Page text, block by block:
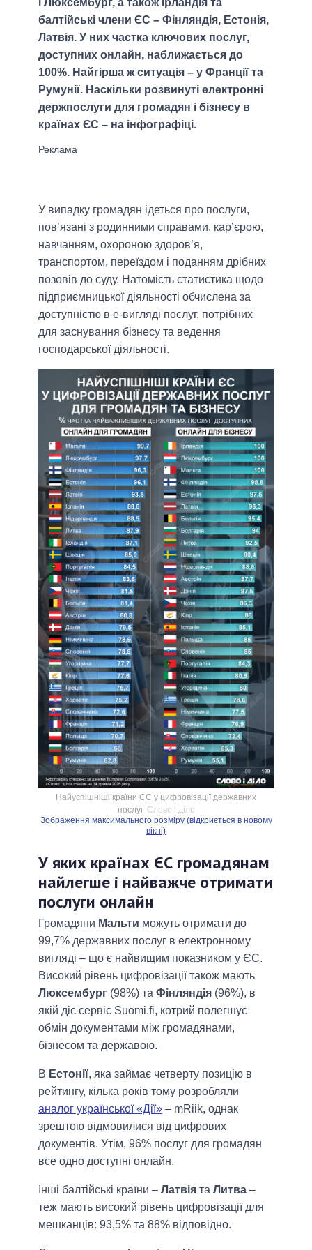
балтійські члени ЄС – Фінляндія, Естонія,
Латвія. У них частка ключових послуг,
доступних онлайн, наближається до
100%. Найгірша ж ситуація – у Франції та
Румунії. Наскільки розвинуті електронні
держпослуги для громадян і бізнесу в
країнах ЄС – на інфографіці.
У випадку громадян ідеться про послуги,
пов’язані з родинними справами, кар’єрою,
навчанням, охороною здоров’я,
транспортом, переїздом і поданням дрібних
позовів до суду. Натомість статистика щодо
підприємницької діяльності обчислена за
доступністю в е-вигляді послуг, потрібних
для заснування бізнесу та ведення
господарської діяльності.
Найуспішніші країни ЄС у цифровізації державних
послуг Слово і діло
Зображення максимального розміру (відкриється в новому
вікні)
У яких країнах ЄС громадянам
найлегше і найважче отримати
послуги онлайн
Громадяни Мальти можуть отримати до
99,7% державних послуг в електронному
вигляді – що є найвищим показником у ЄС.
Високий рівень цифровізації також мають
Люксембург (98%) та Фінляндія (96%), в
якій діє сервіс Suomi.fi, котрий полегшує
обмін документами між громадянами,
бізнесом та державою.
В Естонії, яка займає четверту позицію в
рейтингу, кілька років тому розробляли
аналог української «Дії» – mRiik, однак
зрештою відмовилися від цифрових
документів. Утім, 96% послуг для громадян
все одно доступні онлайн.
Інші балтійські країни – Латвія та Литва –
теж мають високий рівень цифровізації для
мешканців: 93,5% та 88% відповідно.